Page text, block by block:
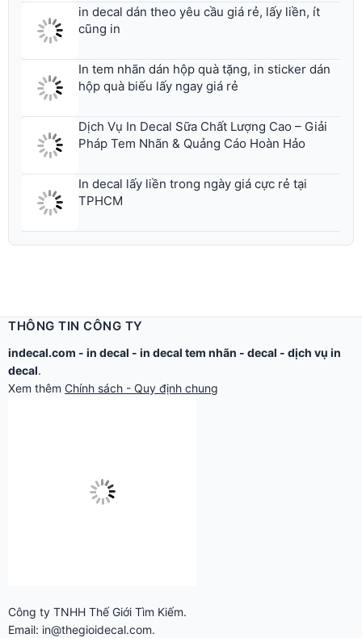
cũng in
hộp quà biếu lấy ngay giá rẻ
Pháp Tem Nhãn & Quảng Cáo Hoàn Hảo
TPHCM
indecal.com -in decal-
decal.
Xem thêm
Email: in@thegioidecal.com.
Giấy phép ĐKKD: 0304513684 - Sở KHĐT Tp.HCM cấp ngày